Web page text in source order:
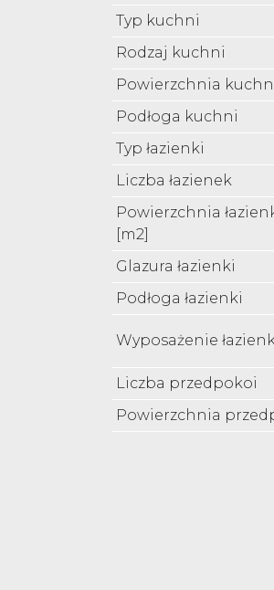
Typ kuchni
Rodzaj kuchni
Powierzchnia
Podłoga kuchni
Typ łazienki
Liczba łazienek
Powierzchnia
[m2]
Glazura łazienki
Podłoga łazienki
Wyposażenie
Liczba przedpokoi
Powierzchnia